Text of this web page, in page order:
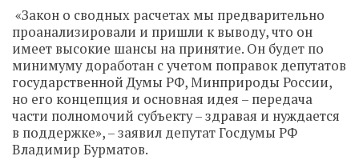
«Закон о сводных расчетах мы предварительно
проанализировали и пришли к выводу, что он
имеет высокие шансы на принятие. Он будет по
минимуму доработан с учетом поправок депутатов
государственной Думы РФ, Минприроды России,
но его концепция и основная идея – передача
части полномочий субъекту – здравая и нуждается
в поддержке», – заявил депутат Госдумы РФ
Владимир Бурматов.